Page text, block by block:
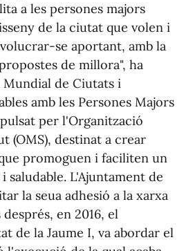
a les persones majors
de la ciutat que volen i
se aportant, amb la
de millora", ha
Mundial de Ciutats i
amb les Persones Majors
per l'Organització
(OMS), destinat a crear
promoguen i faciliten un
saludable. L'Ajuntament de
la seua adhesió a la xarxa
després, en 2016, el
de la Jaume I, va abordar el